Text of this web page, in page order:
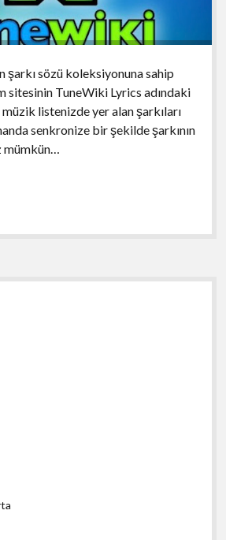
şarkı sözü koleksiyonuna sahip
sitesinin TuneWiki Lyrics adındaki
müzik listenizde yer alan şarkıları
senkronize bir şekilde şarkının